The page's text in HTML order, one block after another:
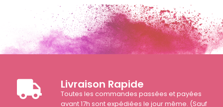
Livraison Rapide
Toutes les commandes passées et payées
avant 17h sont expédiées le jour même. (Sauf